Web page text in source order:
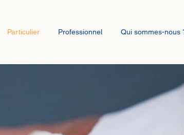
Particulier Professionnel Qui sommes-nous